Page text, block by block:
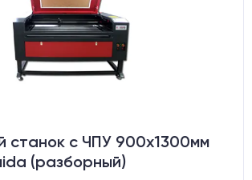
станок c ЧПУ 900х1300мм
(разборный)